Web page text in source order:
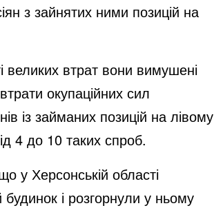
з зайнятих ними позицій на
великих втрат вони вимушені
окупаційних сил
із займаних позицій на лівому
4 до 10 таких спроб.
у Херсонській області
і розгорнули у ньому